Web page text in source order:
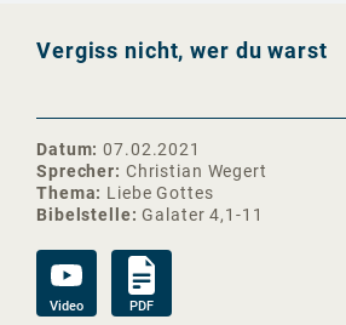
Vergiss nicht, wer du warst
Datum 07.02.2021
Sprecher
Christian Wegert
Thema
Liebe Gottes
Bibelstelle Galater 4,1-11
Video PDF